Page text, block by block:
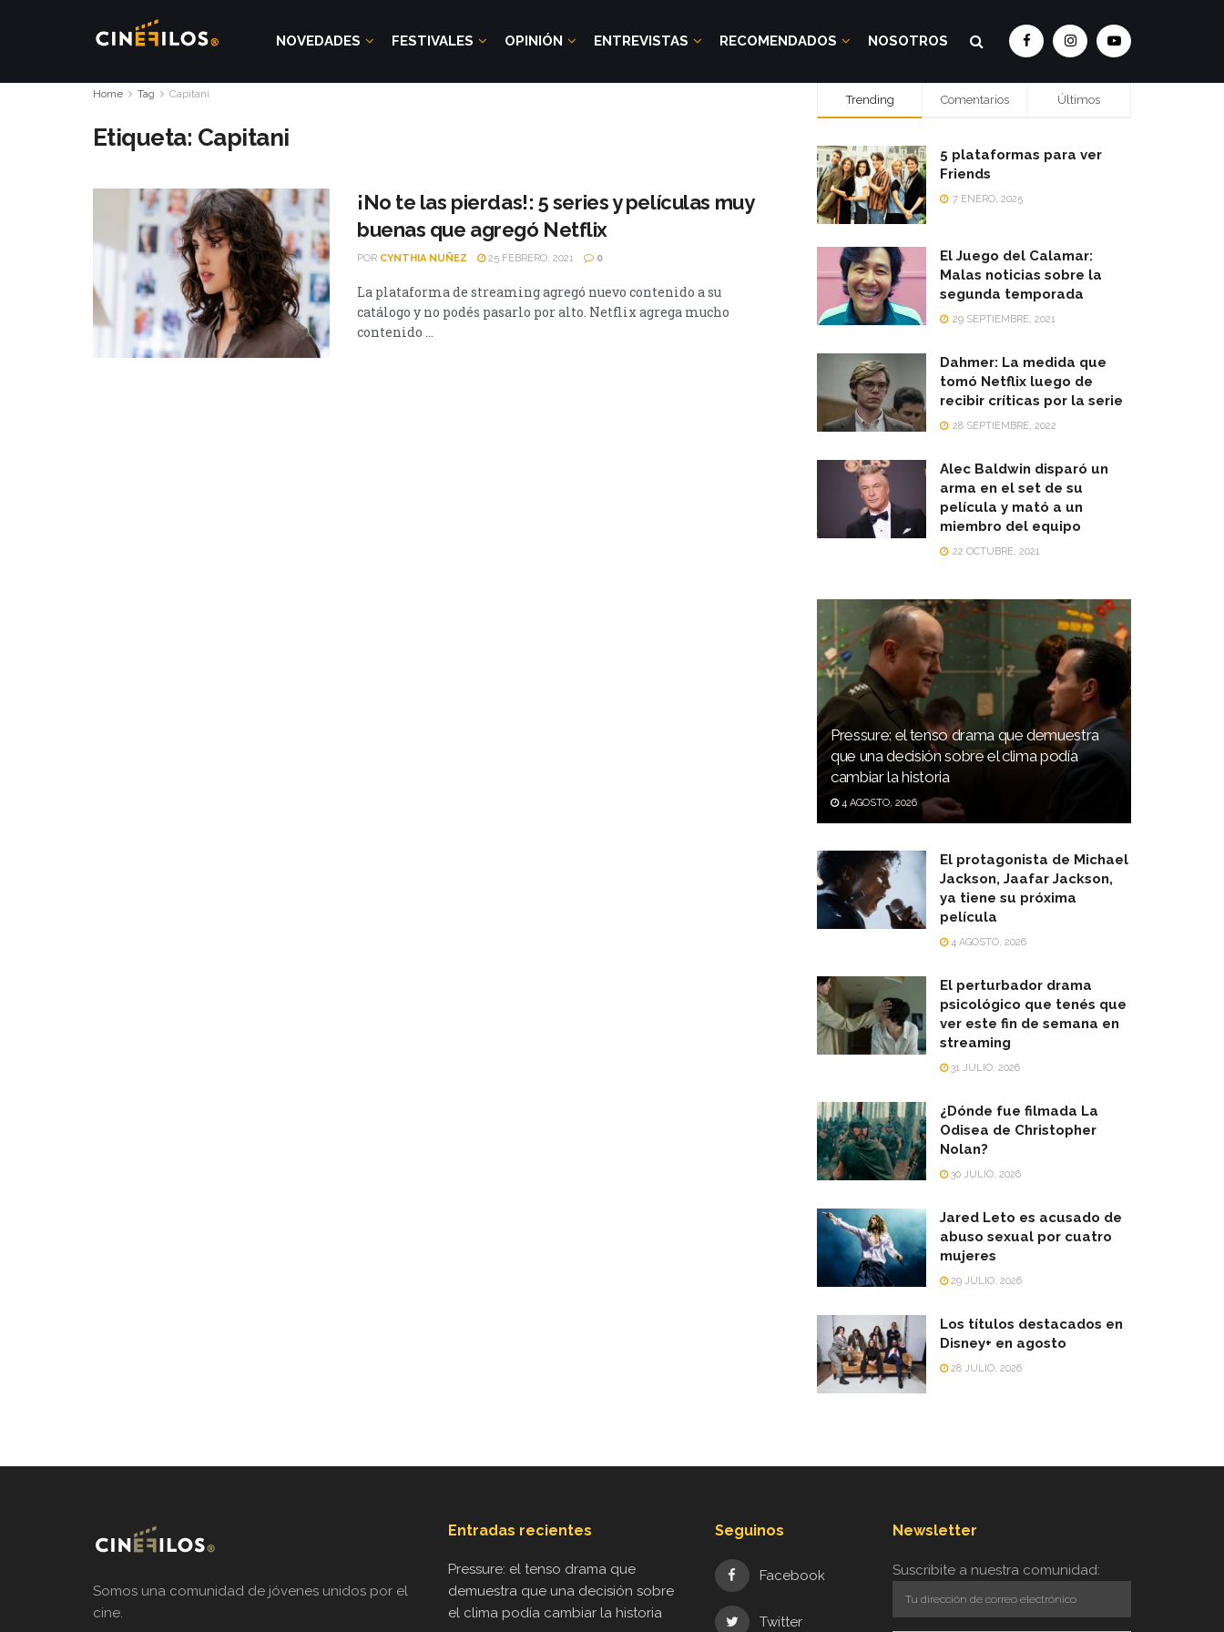
NOVEDADES FESTIVALES OPINIÓN ENTREVISTAS RECOMENDADOS NOSOTROS
Home Tag Capitani
Etiqueta: Capitani
¡No te las pierdas!: 5 series y películas muy
buenas que agregó Netflix
POR CYNTHIA NUÑEZ 25 FEBRERO, 2021 0
La plataforma de streaming agregó nuevo contenido a su
catálogo y no podés pasarlo por alto. Netflix agrega mucho
contenido ...
Trending Comentarios Últimos
5 plataformas para ver
Friends
7 ENERO, 2025
El Juego del Calamar:
Malas noticias sobre la
segunda temporada
29 SEPTIEMBRE, 2021
Dahmer: La medida que
tomó Netflix luego de
recibir críticas por la serie
28 SEPTIEMBRE, 2022
Alec Baldwin disparó un
arma en el set de su
película y mató a un
miembro del equipo
22 OCTUBRE, 2021
Pressure: el tenso drama que demuestra
que una decisión sobre el clima podía
cambiar la historia
4 AGOSTO, 2026
El protagonista de Michael
Jackson, Jaafar Jackson,
ya tiene su próxima
película
4 AGOSTO, 2026
El perturbador drama
psicológico que tenés que
ver este fin de semana en
streaming
31 JULIO, 2026
¿Dónde fue filmada La
Odisea de Christopher
Nolan?
30 JULIO, 2026
Jared Leto es acusado de
abuso sexual por cuatro
mujeres
29 JULIO, 2026
Los títulos destacados en
Disney+ en agosto
28 JULIO, 2026
Somos una comunidad de jóvenes unidos por el
cine.
Entradas recientes
Pressure: el tenso drama que
demuestra que una decisión sobre
el clima podía cambiar la historia
Seguinos
Facebook
Twitter
Newsletter
Suscribite a nuestra comunidad: